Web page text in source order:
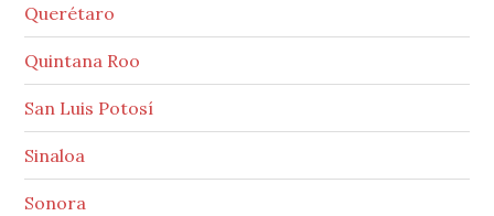
Querétaro
Quintana Roo
San Luis Potosí
Sinaloa
Sonora